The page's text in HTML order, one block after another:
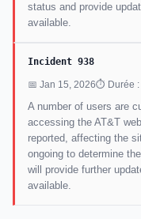
status and provide
available.
Incident 938
📅 Jan 15, 2026⏱ Durée :
A number of users are
accessing the AT&T
reported, affecting the
ongoing to determine
will provide further
available.